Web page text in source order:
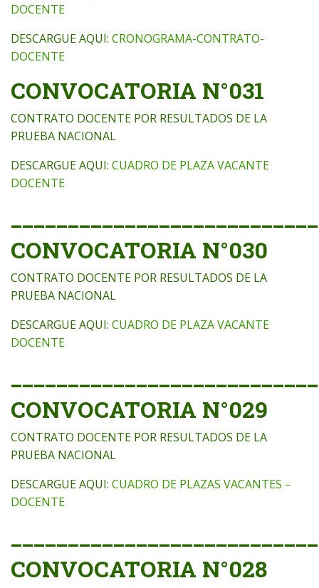
DOCENTE
DESCARGUE AQUI: CRONOGRAMA-CONTRATO-
DOCENTE
CONVOCATORIA N°031
CONTRATO DOCENTE POR RESULTADOS DE LA
PRUEBA NACIONAL
DESCARGUE AQUI: CUADRO DE PLAZA VACANTE
DOCENTE
CONVOCATORIA N°030
CONTRATO DOCENTE POR RESULTADOS DE LA
PRUEBA NACIONAL
DESCARGUE AQUI: CUADRO DE PLAZA VACANTE
DOCENTE
CONVOCATORIA N°029
CONTRATO DOCENTE POR RESULTADOS DE LA
PRUEBA NACIONAL
DESCARGUE AQUI: CUADRO DE PLAZAS VACANTES –
DOCENTE
CONVOCATORIA N°028